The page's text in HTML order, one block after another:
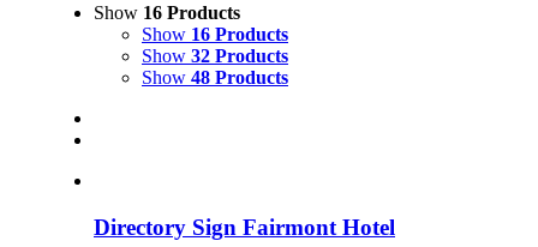
Show 16 Products
Show 16 Products
Show 32 Products
Show 48 Products
Directory Sign Fairmont Hotel